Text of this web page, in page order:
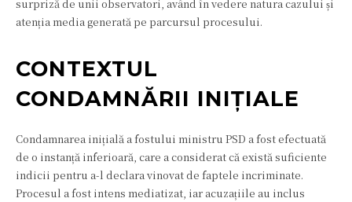
surpriză de unii observatori, având în vedere natura cazului și
atenția media generată pe parcursul procesului.
CONTEXTUL
CONDAMNĂRII INIȚIALE
Condamnarea inițială a fostului ministru PSD a fost efectuată
de o instanță inferioară, care a considerat că există suficiente
indicii pentru a-l declara vinovat de faptele incriminate.
Procesul a fost intens mediatizat, iar acuzațiile au inclus